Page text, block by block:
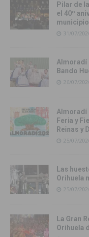
Pilar de
el 40º
municipio
31/07/
Almoradí
Bando
26/07/
Almoradí
Feria y
Reinas y
25/07/
Las
Orihuela
25/07/
La Gran
Orihuela